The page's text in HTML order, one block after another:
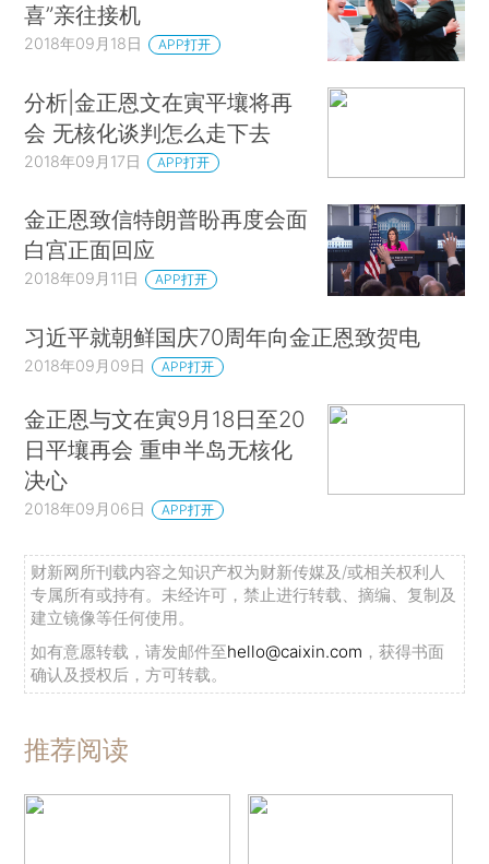
喜”亲往接机
2018年09月18日 APP打开
分析|金正恩文在寅平壤将再
会 无核化谈判怎么走下去
2018年09月17日 APP打开
金正恩致信特朗普盼再度会面
白宫正面回应
2018年09月11日 APP打开
习近平就朝鲜国庆70周年向金正恩致贺电
2018年09月09日 APP打开
金正恩与文在寅9月18日至20
日平壤再会 重申半岛无核化
决心
2018年09月06日 APP打开
财新网所刊载内容之知识产权为财新传媒及/或相关权利人
专属所有或持有。未经许可，禁止进行转载、摘编、复制及
建立镜像等任何使用。
如有意愿转载，请发邮件至hello@caixin.com ，获得书面
确认及授权后，方可转载。
推荐阅读